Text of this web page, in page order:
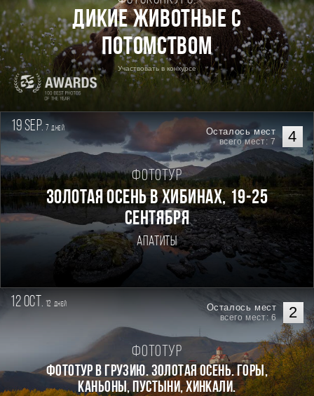
Дикие животные с
потомством
Участвовать в конкурсе
19 sep. 7дней 4
Осталось мест
всего мест: 7
Фототур
Золотая осень в Хибинах, 19-25
сентября
Апатиты
12 oct. 12 дней 2
Осталось мест
всего мест: 6
Фототур
Фототур в Грузию. Золотая осень. Горы,
каньоны, пустыни, хинкали.